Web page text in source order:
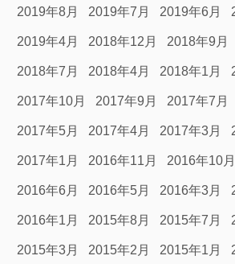
2019年8月 2019年7月 2019年6月
2019年4月 2018年12月 2018年9月
2018年7月 2018年4月 2018年1月
2017年10月 2017年9月 2017年7月
2017年5月 2017年4月 2017年3月
2017年1月 2016年11月 2016年10月
2016年6月 2016年5月 2016年3月
2016年1月 2015年8月 2015年7月
2015年3月 2015年2月 2015年1月